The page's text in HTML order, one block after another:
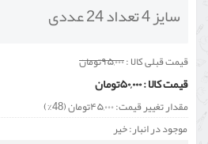
سایز 4 تعداد 24 عددی
قیمت قبلی کالا :۹۵,۰۰۰تومان
قیمت کالا :۵۰,۰۰۰تومان
مقدار تغییر قیمت:۴۵,۰۰۰تومان (48%)
موجود در انبار: خیر